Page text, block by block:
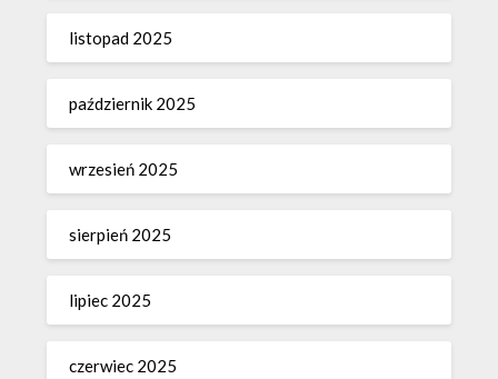
listopad 2025
październik 2025
wrzesień 2025
sierpień 2025
lipiec 2025
czerwiec 2025